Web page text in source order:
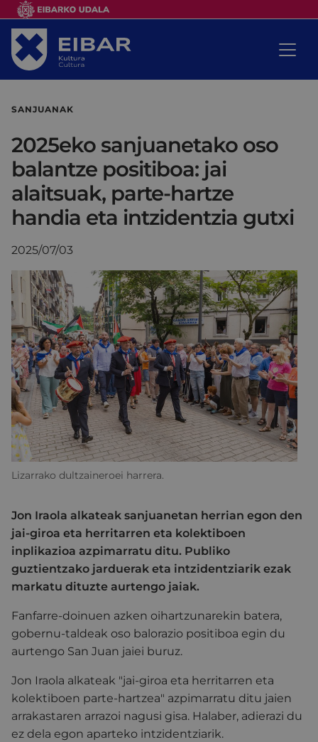
SANJUANAK
2025eko sanjuanetako oso
balantze positiboa: jai
alaitsuak, parte-hartze
handia eta intzidentzia gutxi
2025/07/03
Lizarrako dultzaineroei harrera.
Jon Iraola alkateak sanjuanetan herrian egon den
jai-giroa eta herritarren eta kolektiboen
inplikazioa azpimarratu ditu. Publiko
guztientzako jarduerak eta intzidentziarik ezak
markatu dituzte aurtengo jaiak.
Fanfarre-doinuen azken oihartzunarekin batera,
gobernu-taldeak oso balorazio positiboa egin du
aurtengo San Juan jaiei buruz.
Jon Iraola alkateak "jai-giroa eta herritarren eta
kolektiboen parte-hartzea" azpimarratu ditu jaien
arrakastaren arrazoi nagusi gisa. Halaber, adierazi du
ez dela egon aparteko intzidentziarik.